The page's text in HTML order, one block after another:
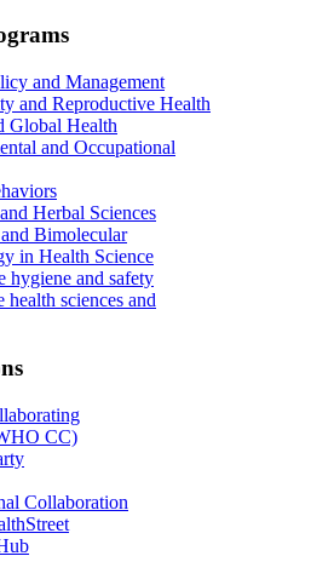
and Management
and Reproductive Health
Global Health
and Occupational
Herbal Sciences
Bimolecular
in Health Science
hygiene and safety
health sciences and
CC)
Collaboration